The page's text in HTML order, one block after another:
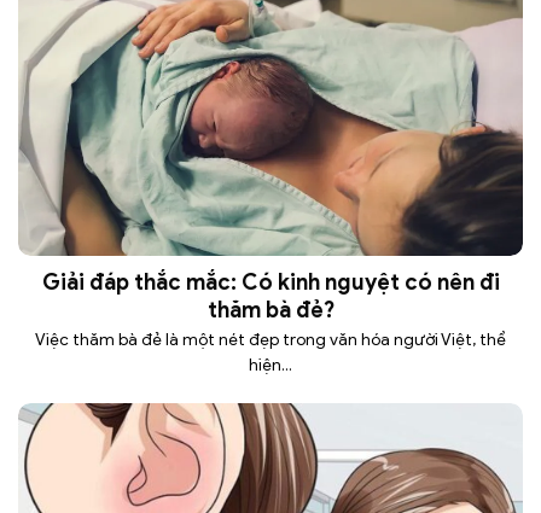
Giải đáp thắc mắc: Có kinh nguyệt có nên đi
thăm bà đẻ?
Việc thăm bà đẻ là một nét đẹp trong văn hóa người Việt, thể
hiện...